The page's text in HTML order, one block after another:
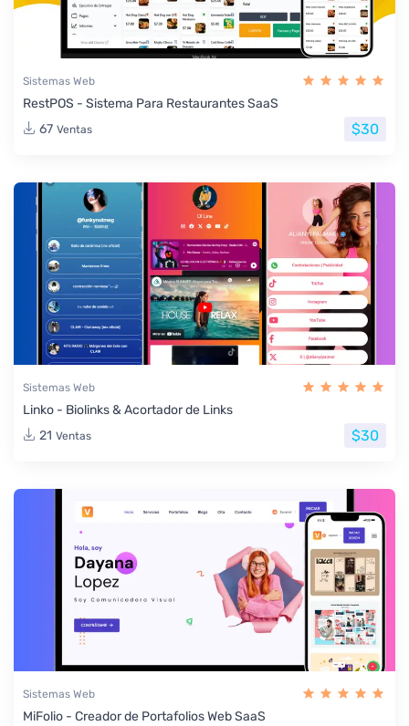
Sistemas Web
RestPOS - Sistema Para Restaurantes SaaS
67 Ventas $30
Sistemas Web
Linko - Biolinks & Acortador de Links
21 Ventas $30
Sistemas Web
MiFolio - Creador de Portafolios Web SaaS